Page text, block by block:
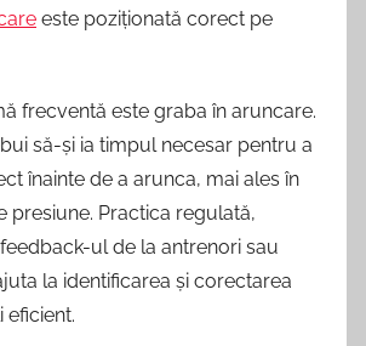
este poziționată corect pe
frecventă este graba în aruncare.
să-și ia timpul necesar pentru a
înainte de a arunca, mai ales în
presiune. Practica regulată,
ul de la antrenori sau
la identificarea și corectarea
eficient.